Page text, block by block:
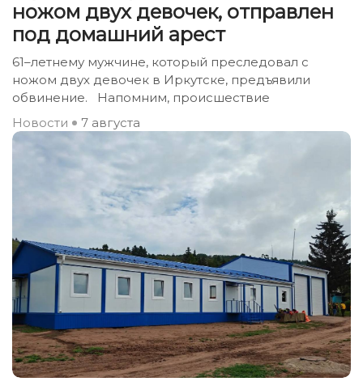
ножом двух девочек, отправлен
под домашний арест
61–летнему мужчине, который преследовал с
ножом двух девочек в Иркутске, предъявили
обвинение. Напомним, происшествие
Новости
7 августа